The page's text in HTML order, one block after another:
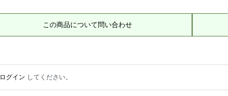
この商品について問い合わせ
ログイン してください。